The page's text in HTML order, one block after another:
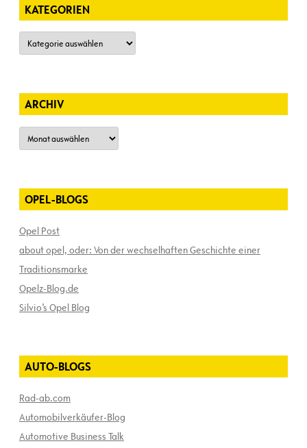
KATEGORIEN
Kategorien
ARCHIV
Archiv
OPEL-BLOGS
Opel Post
about opel, oder: Von der wechselhaften Geschichte einer
Traditionsmarke
Opelz-Blog.de
Silvio’s Opel Blog
AUTO-BLOGS
Rad-ab.com
Automobilverkäufer-Blog
Automotive Business Talk